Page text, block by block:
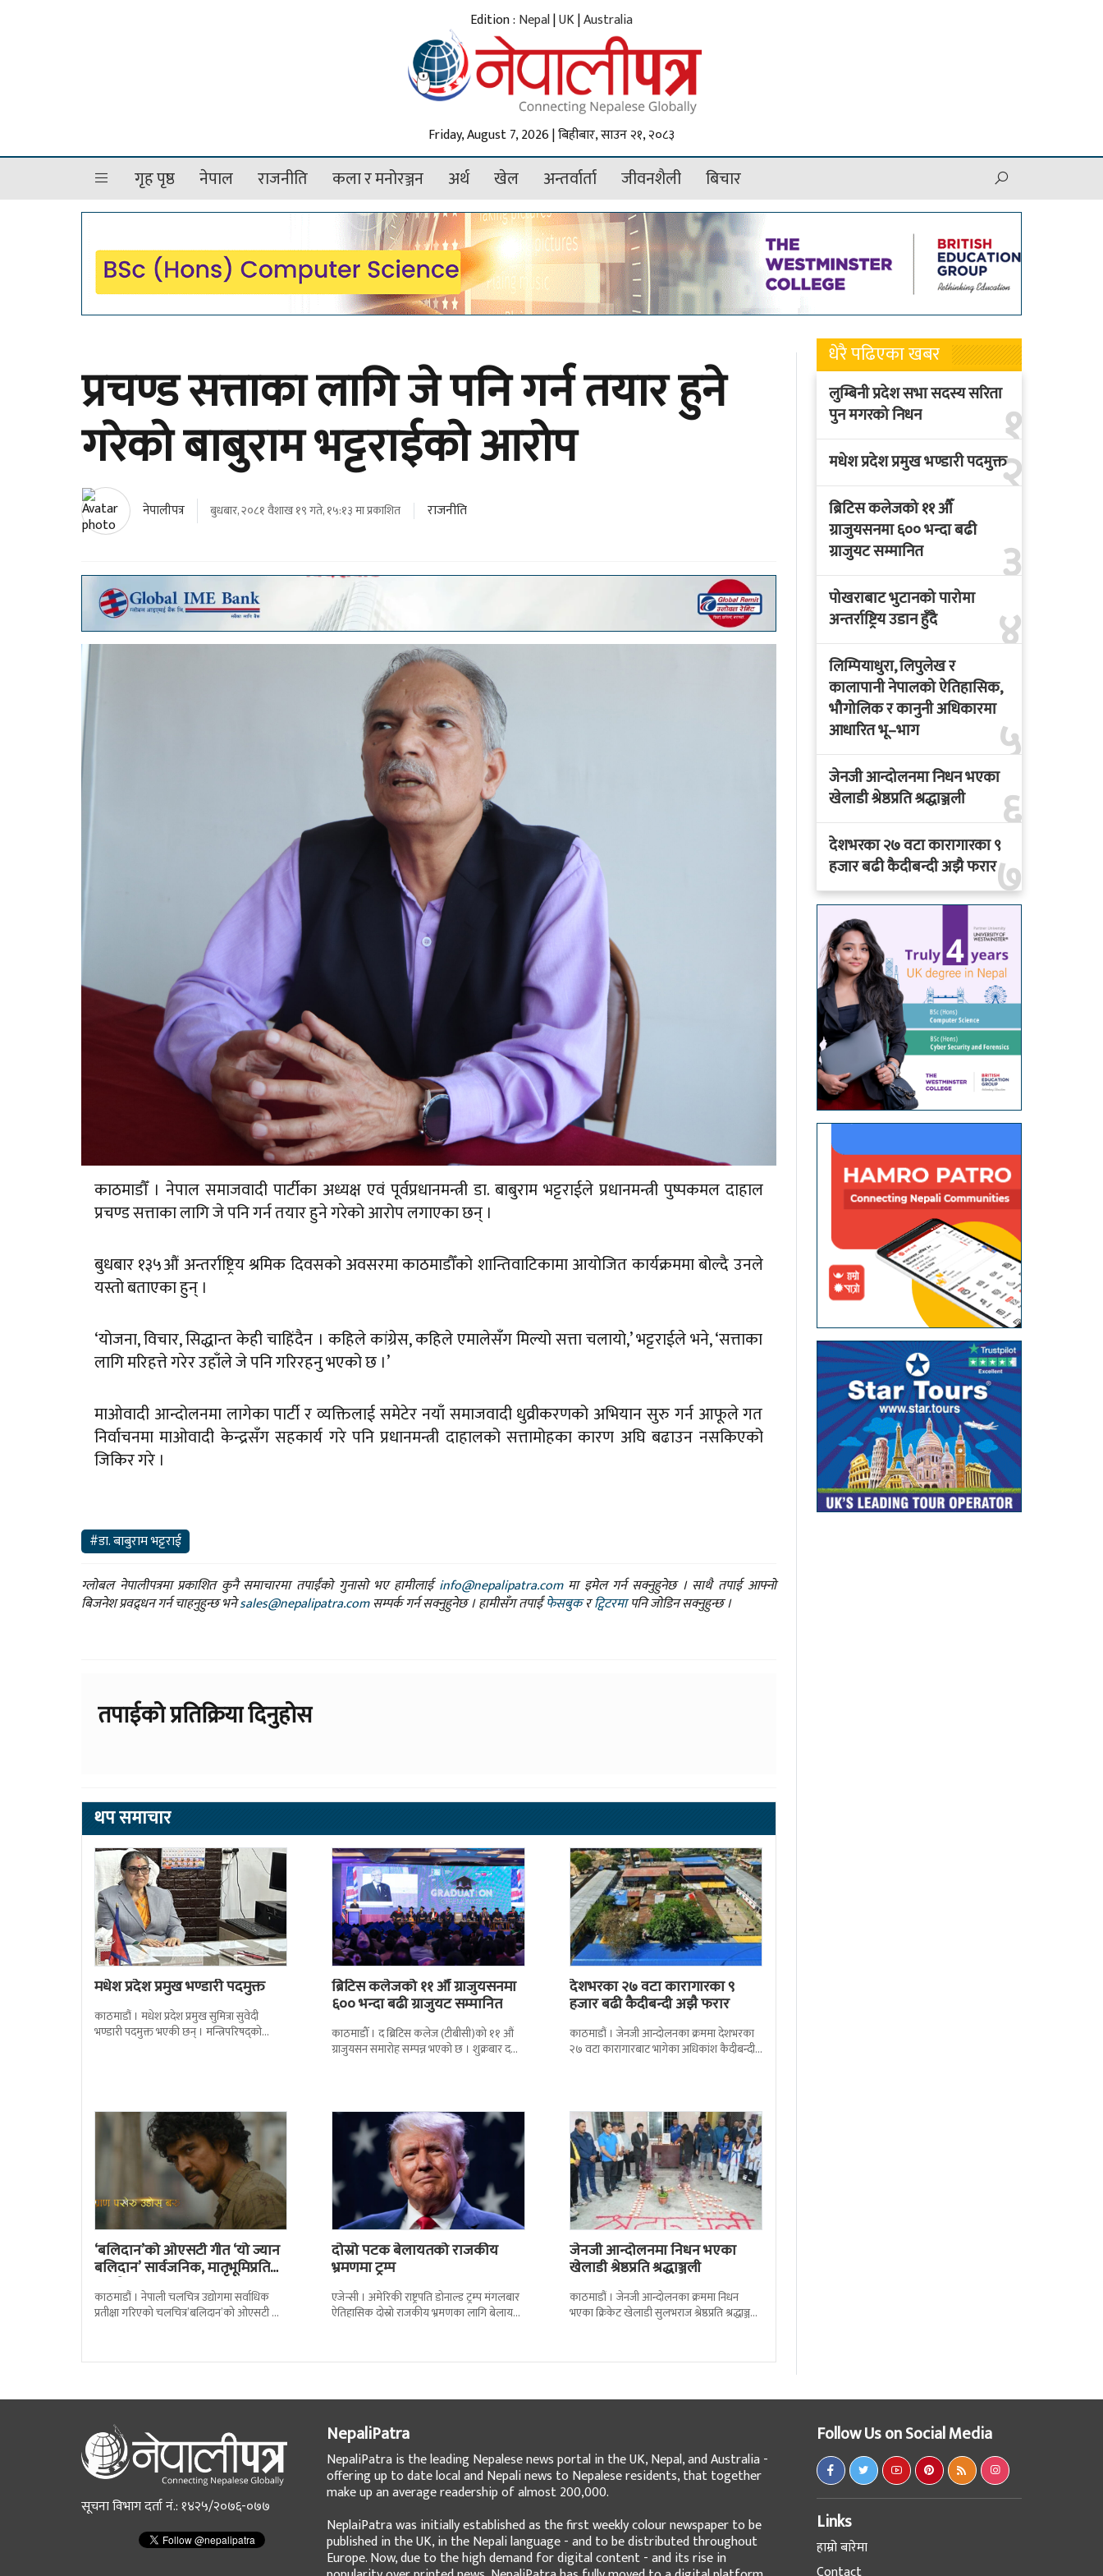
Edition : Nepal|UK|Australia
Friday, August 7, 2026 | बिहीबार, साउन २१, २०८३
गृह पृष्ठ नेपाल राजनीति कला र मनोरञ्जन अर्थ खेल अन्तर्वार्ता जीवनशैली बिचार
प्रचण्ड सत्ताका लागि जे पनि गर्न तयार हुने
गरेको बाबुराम भट्टराईको आरोप
नेपालीपत्र बुधबार, २०८१ वैशाख १९ गते, १५:१३ मा प्रकाशित राजनीति
काठमाडौँ । नेपाल समाजवादी पार्टीका अध्यक्ष एवं पूर्वप्रधानमन्त्री डा. बाबुराम भट्टराईले प्रधानमन्त्री पुष्पकमल दाहाल
प्रचण्ड सत्ताका लागि जे पनि गर्न तयार हुने गरेको आरोप लगाएका छन् ।
बुधबार १३५औं अन्तर्राष्ट्रिय श्रमिक दिवसको अवसरमा काठमाडौँको शान्तिवाटिकामा आयोजित कार्यक्रममा बोल्दै उनले
यस्तो बताएका हुन् ।
‘योजना, विचार, सिद्धान्त केही चाहिंदैन । कहिले कांग्रेस, कहिले एमालेसँग मिल्यो सत्ता चलायो,’ भट्टराईले भने, ‘सत्ताका
लागि मरिहत्ते गरेर उहाँले जे पनि गरिरहनु भएको छ ।’
माओवादी आन्दोलनमा लागेका पार्टी र व्यक्तिलाई समेटेर नयाँ समाजवादी धुव्रीकरणको अभियान सुरु गर्न आफूले गत
निर्वाचनमा माओवादी केन्द्रसँग सहकार्य गरे पनि प्रधानमन्त्री दाहालको सत्तामोहका कारण अघि बढाउन नसकिएको
जिकिर गरे ।
#डा. बाबुराम भट्टराई
ग्लोबल नेपालीपत्रमा प्रकाशित कुनै समाचारमा तपाईंको गुनासो भए हामीलाईinfo@nepalipatra.comमा इमेल गर्न सक्नुहुनेछ । साथै तपाई आफ्नो
बिजनेश प्रवद्र्धन गर्न चाहनुहुन्छ भनेsales@nepalipatra.comसम्पर्क गर्न सक्नुहुनेछ । हामीसँग तपाईंफेसबुकरट्विटरमापनि जोडिन सक्नुहुन्छ ।
तपाईको प्रतिक्रिया दिनुहोस
थप समाचार
मधेश प्रदेश प्रमुख भण्डारी पदमुक्त
काठमाडौं । मधेश प्रदेश प्रमुख सुमित्रा सुवेदी
भण्डारी पदमुक्त भएकी छन् । मन्त्रिपरिषद्को
ब्रिटिस कलेजको ११ औँ ग्राजुयसनमा
६०० भन्दा बढी ग्राजुयट सम्मानित
काठमाडौँ । द ब्रिटिस कलेज (टीबीसी)को ११ औं
ग्राजुयसन समारोह सम्पन्न भएको छ । शुक्रबार द
देशभरका २७ वटा कारागारका ९
हजार बढी कैदीबन्दी अझै फरार
काठमाडौं । जेनजी आन्दोलनका क्रममा देशभरका
२७ वटा कारागारबाट भागेका अधिकांश कैदीबन्दी
‘बलिदान’को ओएसटी गीत ‘यो ज्यान
बलिदान’ सार्वजनिक, मातृभूमिप्रति
पुत्रको भावनात्मक…
काठमाडौं । नेपाली चलचित्र उद्योगमा सर्वाधिक
प्रतीक्षा गरिएको चलचित्र’बलिदान’को ओएसटी गीत
दोस्रो पटक बेलायतको राजकीय
भ्रमणमा ट्रम्प
एजेन्सी । अमेरिकी राष्ट्रपति डोनाल्ड ट्रम्प मंगलबार
ऐतिहासिक दोस्रो राजकीय भ्रमणका लागि बेलायत
जेनजी आन्दोलनमा निधन भएका
खेलाडी श्रेष्ठप्रति श्रद्धाञ्जली
काठमाडौं । जेनजी आन्दोलनका क्रममा निधन
भएका क्रिकेट खेलाडी सुलभराज श्रेष्ठप्रति श्रद्धाञ्जली
धेरै पढिएका खबर
१
लुम्बिनी प्रदेश सभा सदस्य सरिता
पुन मगरको निधन
२
मधेश प्रदेश प्रमुख भण्डारी पदमुक्त
३
ब्रिटिस कलेजको ११ औँ
ग्राजुयसनमा ६०० भन्दा बढी
ग्राजुयट सम्मानित
४
पोखराबाट भुटानको पारोमा
अन्तर्राष्ट्रिय उडान हुँदै
५
लिम्पियाधुरा, लिपुलेख र
कालापानी नेपालको ऐतिहासिक,
भौगोलिक र कानुनी अधिकारमा
आधारित भू–भाग
६
जेनजी आन्दोलनमा निधन भएका
खेलाडी श्रेष्ठप्रति श्रद्धाञ्जली
७
देशभरका २७ वटा कारागारका ९
हजार बढी कैदीबन्दी अझै फरार
सूचना विभाग दर्ता नं.: १४२५/२०७६-०७७
NepaliPatra
NepaliPatra is the leading Nepalese news portal in the UK, Nepal, and Australia -
offering up to date local and Nepali news to Nepalese residents, that together
make up an average readership of almost 200,000.
NeplaiPatra was initially established as the first weekly colour newspaper to be
published in the UK, in the Nepali language - and to be distributed throughout
Europe. Now, due to the high demand for digital content - and its rise in
Follow Us on Social Media
Links
हाम्रो बारेमा